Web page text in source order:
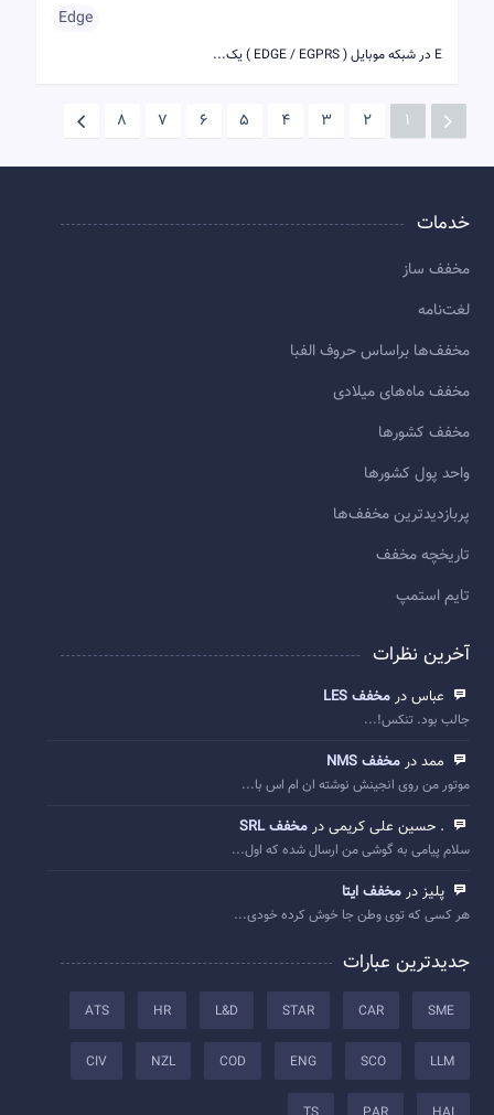
Edge
E در شبکه موبایل ( EDGE / EGPRS ) یک...
1
2
3
4
5
6
7
8
خدمات
مخفف ساز
لغت‌نامه
مخفف‌ها براساس حروف الفبا
مخفف ماه‌های میلادی
مخفف کشورها
واحد پول کشورها
پربازديدترين مخفف‌ها
تاريخچه مخفف
تایم استمپ
آخرین نظرات
عباس در مخفف LES
جالب بود. تنکس!...
ممد در مخفف NMS
موتور من روی انجینش نوشته ان ام اس با...
. حسین علی کریمی در مخفف SRL
سلام پیامی به گوشی من ارسال شده که اول...
پلیز در مخفف ایتا
هر کسی که توی وطن جا خوش کرده خودی...
جدیدترین عبارات
SME
CAR
STAR
L&D
HR
ATS
LLM
SCO
ENG
COD
NZL
CIV